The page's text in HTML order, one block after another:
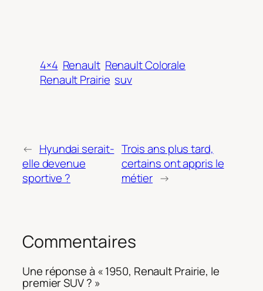
4×4 Renault Renault Colorale
Renault Prairie suv
← Hyundai serait-
elle devenue
sportive ?
Trois ans plus tard,
certains ont appris le
métier →
Commentaires
Une réponse à « 1950, Renault Prairie, le
premier SUV ? »